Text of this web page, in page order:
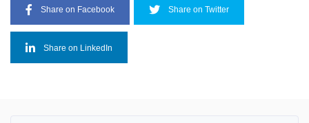
Share on Facebook Share on Twitter
Share on LinkedIn